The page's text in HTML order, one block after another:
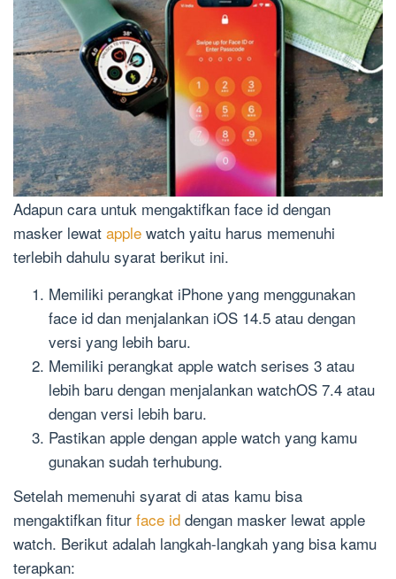
Adapun cara untuk mengaktifkan face id dengan
masker lewat apple watch yaitu harus memenuhi
terlebih dahulu syarat berikut ini.
Memiliki perangkat iPhone yang menggunakan
face id dan menjalankan iOS 14.5 atau dengan
versi yang lebih baru.
Memiliki perangkat apple watch serises 3 atau
lebih baru dengan menjalankan watchOS 7.4 atau
dengan versi lebih baru.
Pastikan apple dengan apple watch yang kamu
gunakan sudah terhubung.
Setelah memenuhi syarat di atas kamu bisa
mengaktifkan fitur face id dengan masker lewat apple
watch. Berikut adalah langkah-langkah yang bisa kamu
terapkan: